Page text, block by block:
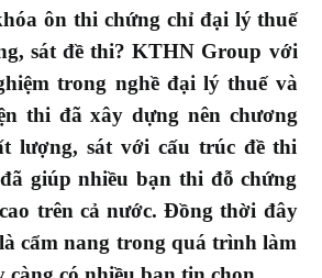
ôn thi chứng chỉ đại lý thuế
sát đề thi? KTHN Group với
trong nghề đại lý thuế và
thi đã xây dựng nên chương
lượng, sát với cấu trúc đề thi
giúp nhiều bạn thi đỗ chứng
trên cả nước. Đồng thời đây
cẩm nang trong quá trình làm